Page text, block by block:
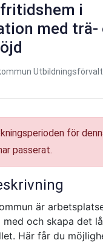
i
med trä-
för
passerat.
är
med och skapa det
Här får du